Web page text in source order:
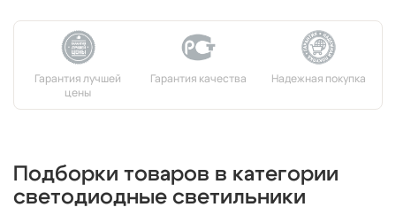
Подборки товаров в категории
светодиодные светильники